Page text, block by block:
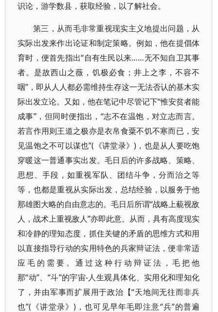
识论，游学数县，获取经验，以了解社会。
第三，从而毛非常重视现实主义地提出问题，从
实际出发来作出论证和制定策略。例如，他在提倡体
育时，便首先指出“自有生民以来……无不知自卫其事
者。是故西山之薇，饥极必食；井上之李，不容不
咽”，即从人人都必需维持生存这一无法否认的基木实
际出发立论。又如，他在笔记中尽管记下“惟安贫者能
成事”，但同时便指出，“志不在温饱，对立志而言。
若言作用则王道之极亦是衣帛食粟不饥不寒而已，安
见温饱之不可以谋也”(《讲堂录》)，也是从人要吃饱
穿暖这一普通事实出发。毛日后的许多战略、策略、
思想、手段，如重视军队、团结斗争，分而治之等
等，也都是重视从实际出发，总结经验，以服务于他
那雄图大略的自由意志的。毛日后所谓“战略上藐视敌
人，战术上重视敌人”亦即此意。从而，具有高度现实
和冷静的理知态度，抓住关键的矛盾的思维方式和用
以直接指导行动的实用特色的兵家辩证法，便非常适
应毛的需要。通过这种行动辩证法，毛把他
那“动”、“斗”的宇宙-人生观具体化、实用化和理知化
了，并由军事而扩展用于政治【“天地间无往而非兵
也”(《讲堂录》)，也可见早年毛即注意“兵”的普遍